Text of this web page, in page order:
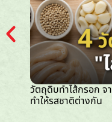
วัตถุดิบทำไส้กรอก จ
ทำให้รสชาติต่างกัน